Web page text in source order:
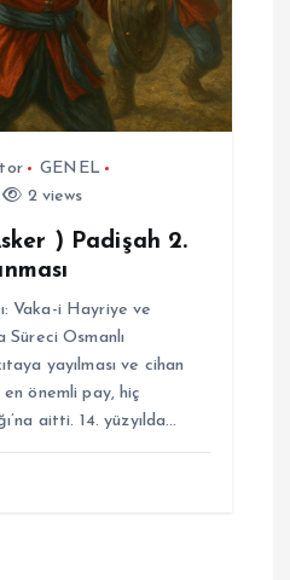
GENEL
2 views
) Padişah 2.
Vaka-i Hayriye ve
Süreci Osmanlı
yayılması ve cihan
önemli pay, hiç
aitti. 14. yüzyılda…